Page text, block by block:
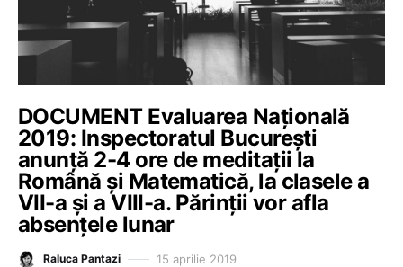
DOCUMENT Evaluarea Națională
2019: Inspectoratul București
anunță 2-4 ore de meditații la
Română și Matematică, la clasele a
VII-a și a VIII-a. Părinții vor afla
absențele lunar
Raluca Pantazi 15 aprilie 2019